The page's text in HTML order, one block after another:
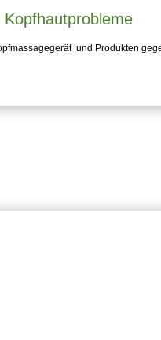
und Produkten